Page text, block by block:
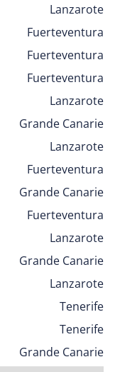
Lanzarote
Fuerteventura
Fuerteventura
Fuerteventura
Lanzarote
Grande Canarie
Lanzarote
Fuerteventura
Grande Canarie
Fuerteventura
Lanzarote
Grande Canarie
Lanzarote
Tenerife
Tenerife
Grande Canarie